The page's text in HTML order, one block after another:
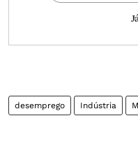
desemprego Indústria